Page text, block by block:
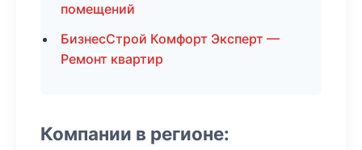
помещений
БизнесСтрой Комфорт Эксперт —
Ремонт квартир
Компании в регионе: